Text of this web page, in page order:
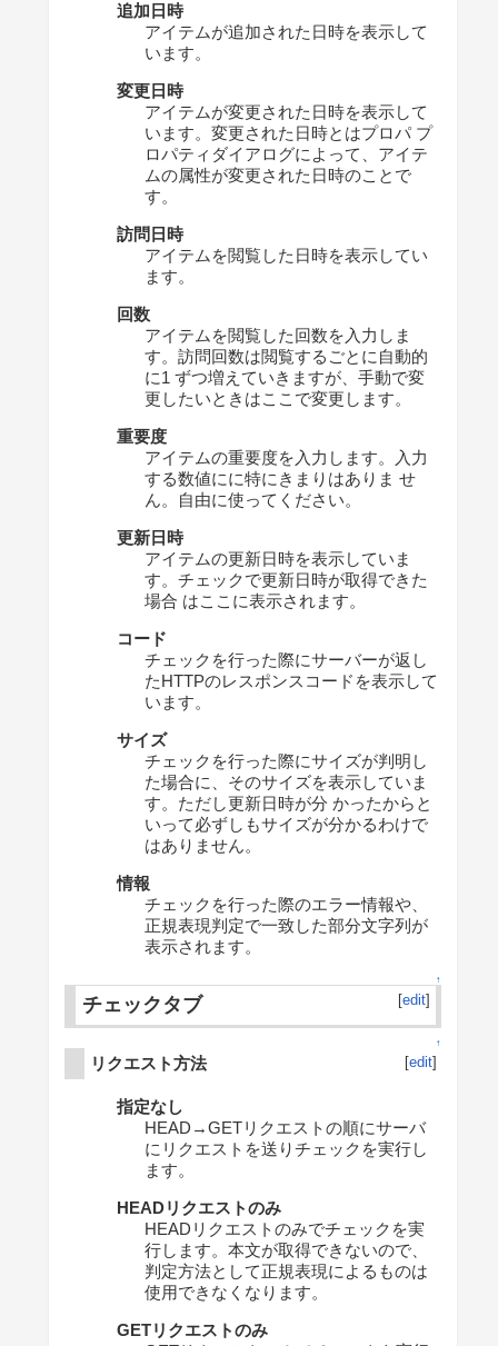
追加日時
アイテムが追加された日時を表示して
います。
変更日時
アイテムが変更された日時を表示して
います。変更された日時とはプロパ プ
ロパティダイアログによって、アイテ
ムの属性が変更された日時のことで
す。
訪問日時
アイテムを閲覧した日時を表示してい
ます。
回数
アイテムを閲覧した回数を入力しま
す。訪問回数は閲覧するごとに自動的
に1 ずつ増えていきますが、手動で変
更したいときはここで変更します。
重要度
アイテムの重要度を入力します。入力
する数値にに特にきまりはありま せ
ん。自由に使ってください。
更新日時
アイテムの更新日時を表示していま
す。チェックで更新日時が取得できた
場合 はここに表示されます。
コード
チェックを行った際にサーバーが返し
たHTTPのレスポンスコードを表示して
います。
サイズ
チェックを行った際にサイズが判明し
た場合に、そのサイズを表示していま
す。ただし更新日時が分 かったからと
いって必ずしもサイズが分かるわけで
はありません。
情報
チェックを行った際のエラー情報や、
正規表現判定で一致した部分文字列が
表示されます。
↑
チェックタブ [edit]
↑
リクエスト方法 [edit]
指定なし
HEAD→GETリクエストの順にサーバ
にリクエストを送りチェックを実行し
ます。
HEADリクエストのみ
HEADリクエストのみでチェックを実
行します。本文が取得できないので、
判定方法として正規表現によるものは
使用できなくなります。
GETリクエストのみ